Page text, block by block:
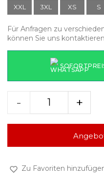
XXL 3XL XS S
Für Anfragen zu
können Sie uns
- +
Zu Favoriten